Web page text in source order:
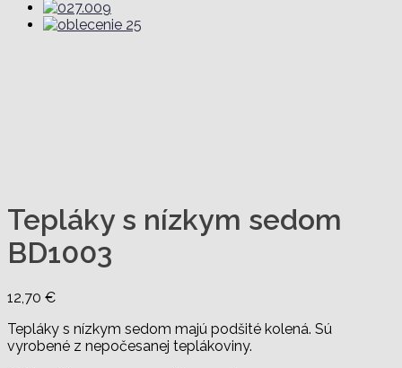
Tepláky s nízkym sedom
BD1003
12,70 €
Tepláky s nízkym sedom majú podšité kolená. Sú
vyrobené z nepočesanej teplákoviny.